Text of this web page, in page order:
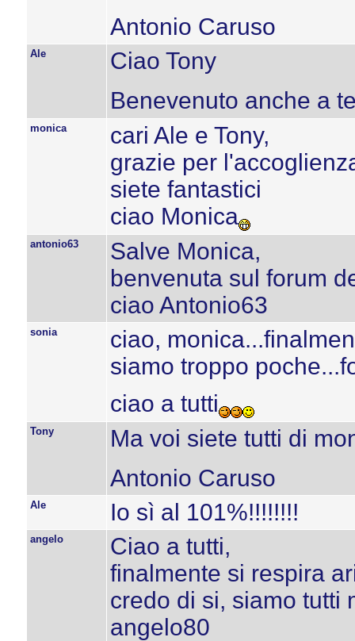
Antonio Caruso
Ale
Ciao Tony
Benevenuto anche a
monica
cari Ale e Tony,
grazie per
siete fantastici
ciao Monica
antonio63
Salve Monica,
benvenuta sul forum
ciao Antonio63
sonia
ciao,
siamo troppo
ciao a tutti
Tony
Ma voi siete tutti di
Antonio Caruso
Ale Io sì al 101%!!!!!!!!
angelo
Ciao a tutti,
finalmente si respira
credo di si, siamo tutti
angelo80